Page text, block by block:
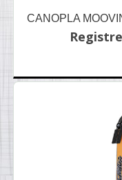
CANOPLA